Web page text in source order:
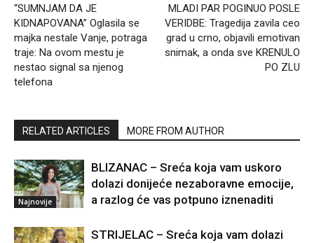
“SUMNJAM DA JE
KIDNAPOVANA” Oglasila se
majka nestale Vanje, potraga
traje: Na ovom mestu je
nestao signal sa njenog
telefona
MLADI PAR POGINUO POSLE
VERIDBE: Tragedija zavila ceo
grad u crno, objavili emotivan
snimak, a onda sve KRENULO
PO ZLU
RELATED ARTICLES MORE FROM AUTHOR
Najnovije
BLIZANAC – Sreća koja vam uskoro
dolazi donijeće nezaboravne emocije,
a razlog će vas potpuno iznenaditi
STRIJELAC – Sreća koja vam dolazi